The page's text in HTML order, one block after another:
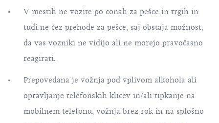
V mestih ne vozite po conah za pešce in trgih in
tudi ne čez prehode za pešce, saj obstaja možnost,
da vas vozniki ne vidijo ali ne morejo pravočasno
reagirati.
Prepovedana je vožnja pod vplivom alkohola ali
opravljanje telefonskih klicev in/ali tipkanje na
mobilnem telefonu, vožnja brez rok in na splošno